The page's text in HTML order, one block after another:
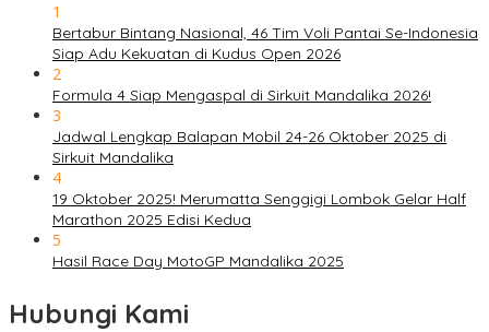
1
Bertabur Bintang Nasional, 46 Tim Voli Pantai Se-Indonesia
Siap Adu Kekuatan di Kudus Open 2026
2
Formula 4 Siap Mengaspal di Sirkuit Mandalika 2026!
3
Jadwal Lengkap Balapan Mobil 24-26 Oktober 2025 di
Sirkuit Mandalika
4
19 Oktober 2025! Merumatta Senggigi Lombok Gelar Half
Marathon 2025 Edisi Kedua
5
Hasil Race Day MotoGP Mandalika 2025
Hubungi Kami